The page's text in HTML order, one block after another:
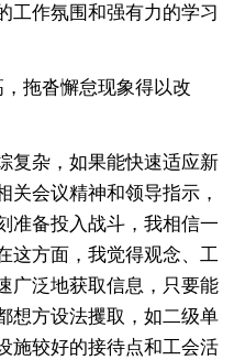
工作氛围和强有力的学习
拖沓懈怠现象得以改
杂，如果能快速适应新
关会议精神和领导指示，
准备投入战斗，我相信一
这方面，我觉得观念、工
广泛地获取信息，只要能
想方设法攫取，如二级单
施较好的接待点和工会活